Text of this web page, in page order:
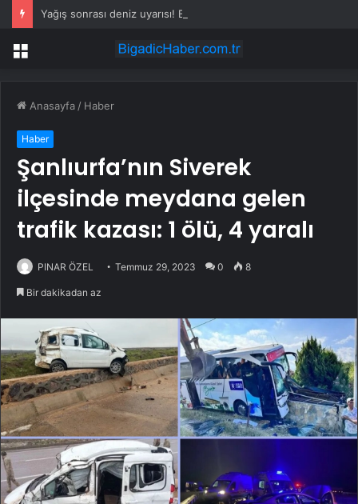
Menü
Anasayfa / Haber
Haber
Şanlıurfa’nın Siverek
ilçesinde meydana gelen
trafik kazası: 1 ölü, 4 yaralı
PINAR ÖZEL Temmuz 29, 2023 0 8
Bir dakikadan az